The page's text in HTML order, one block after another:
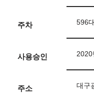
주차 596
사용승인 2020
주소 대구